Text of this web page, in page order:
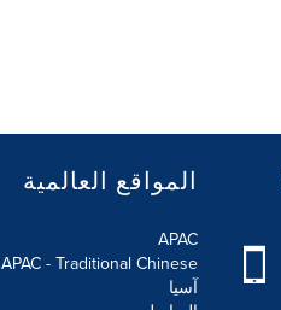
المواقع العالمية
APAC
APAC - Traditional Chinese
آسيا